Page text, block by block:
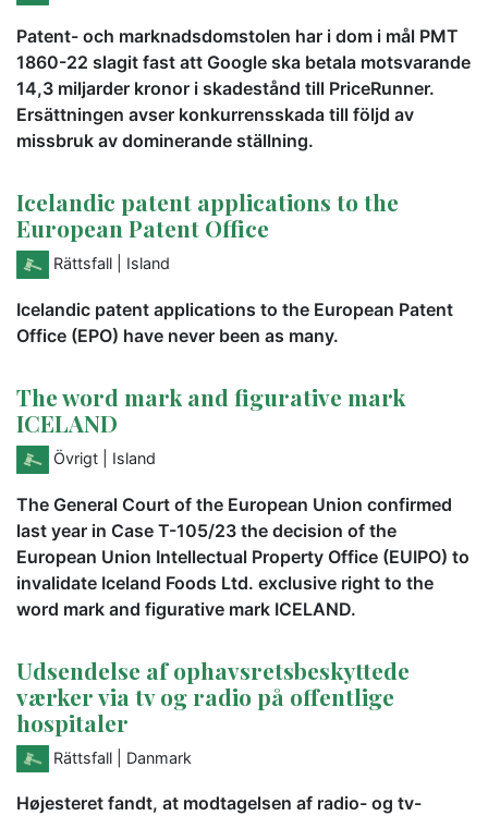
Patent- och marknadsdomstolen har i dom i mål PMT
1860-22 slagit fast att Google ska betala motsvarande
14,3 miljarder kronor i skadestånd till PriceRunner.
Ersättningen avser konkurrensskada till följd av
missbruk av dominerande ställning.
Icelandic patent applications to the
European Patent Office
Rättsfall | Island
Icelandic patent applications to the European Patent
Office (EPO) have never been as many.
The word mark and figurative mark
ICELAND
Övrigt | Island
The General Court of the European Union confirmed
last year in Case T-105/23 the decision of the
European Union Intellectual Property Office (EUIPO) to
invalidate Iceland Foods Ltd. exclusive right to the
word mark and figurative mark ICELAND.
Udsendelse af ophavsretsbeskyttede
værker via tv og radio på offentlige
hospitaler
Rättsfall | Danmark
Højesteret fandt, at modtagelsen af radio- og tv-